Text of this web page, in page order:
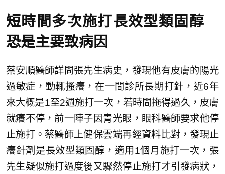
短時間多次施打長效型類固醇
恐是主要致病因
蔡安順醫師詳問張先生病史，發現他有皮膚的陽光
過敏症，動輒搔癢，在一間診所長期打針，近6年
來大概是1至2週施打一次，若時間拖得過久，皮膚
就癢不停，前一陣子因青光眼，眼科醫師要求他停
止施打。蔡醫師上健保雲端再經資料比對，發現止
癢針劑是長效型類固醇，適用1個月施打一次，張
先生疑似施打過度後又驟然停止施打才引發病狀，